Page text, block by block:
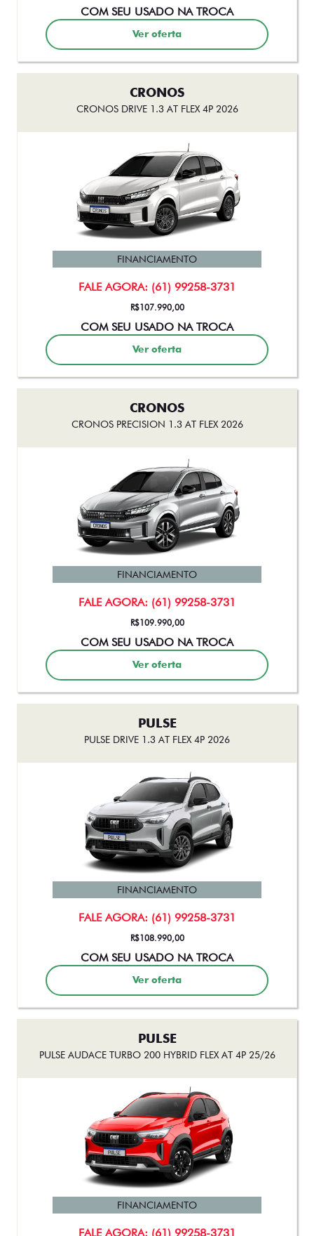
CRONOS
FALE AGORA: (61) 99258-3731
FINANCIAMENTO
R$107.990,00
COM SEU USADO NA TROCA
Ver oferta
CRONOS
FALE AGORA: (61) 99258-3731
FINANCIAMENTO
R$109.990,00
COM SEU USADO NA TROCA
Ver oferta
PULSE
FALE AGORA: (61) 99258-3731
FINANCIAMENTO
R$108.990,00
COM SEU USADO NA TROCA
Ver oferta
PULSE
PULSE AUDACE TURBO 200 HYBRID FLEX AT 4P 25/26
FALE AGORA: (61) 99258-3731
FINANCIAMENTO
R$128.990,00
COM SEU USADO NA TROCA
Ver oferta